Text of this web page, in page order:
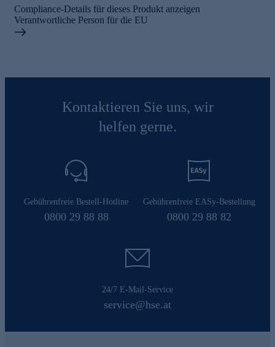
Compliance-Details für dieses Produkt anzeigen
Verantwortliche Person für die EU
Kontaktieren Sie uns, wir
helfen gerne.
Gebührenfreie Bestell-Hotline
0800 29 88 88
Gebührenfreie EASy-Bestellung
0800 29 88 82
24/7 E-Mail-Service
service@hse.at